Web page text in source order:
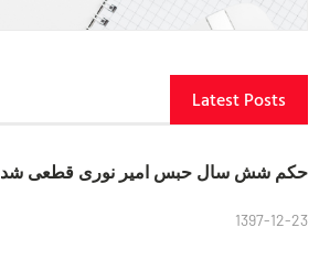
Latest Posts
حکم شش سال حبس امیر نوری قطعی شد
1397-12-23